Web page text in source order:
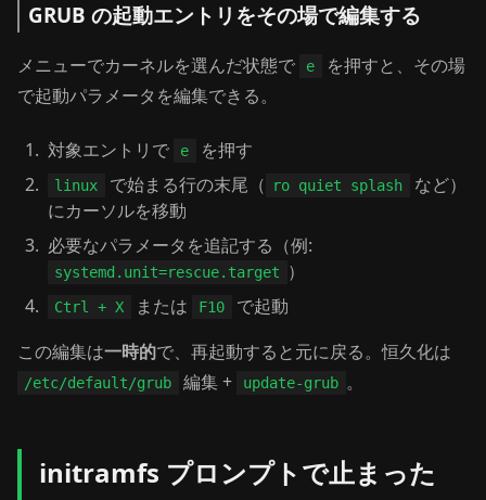
GRUB の起動エントリをその場で編集する
メニューでカーネルを選んだ状態で e
を押すと、その場
で起動パラメータを編集できる。
対象エントリで e を押す
linux で始まる行の末尾（ ro quiet splash
など）
にカーソルを移動
必要なパラメータを追記する（例:
systemd.unit=rescue.target ）
Ctrl + X または F10
で起動
この編集は一時的で、再起動すると元に戻る。恒久化は
/etc/default/grub 編集 + update-grub 。
initramfs プロンプトで止まった